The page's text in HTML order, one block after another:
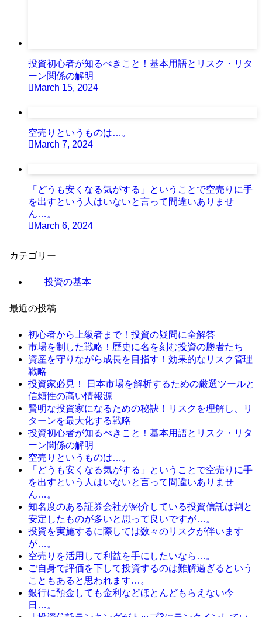
投資初心者が知るべきこと！基本用語とリスク・リタ
ーン関係の解明
March 15, 2024
空売りというものは…。
March 7, 2024
「どうも安くなる気がする」ということで空売りに手
を出すという人はいないと言って間違いありませ
ん…。
March 6, 2024
カテゴリー
投資の基本
最近の投稿
初心者から上級者まで！投資の疑問に全解答
市場を制した戦略！歴史に名を刻む投資の勝者たち
資産を守りながら成長を目指す！効果的なリスク管理
戦略
投資家必見！ 日本市場を解析するための厳選ツールと
信頼性の高い情報源
賢明な投資家になるための秘訣！リスクを理解し、リ
ターンを最大化する戦略
投資初心者が知るべきこと！基本用語とリスク・リタ
ーン関係の解明
空売りというものは…。
「どうも安くなる気がする」ということで空売りに手
を出すという人はいないと言って間違いありませ
ん…。
知名度のある証券会社が紹介している投資信託は割と
安定したものが多いと思って良いですが…。
投資を実施するに際しては数々のリスクが伴います
が…。
空売りを活用して利益を手にしたいなら…。
ご自身で評価を下して投資するのは難解過ぎるという
こともあると思われます…。
銀行に預金しても金利などほとんどもらえない今
日…。